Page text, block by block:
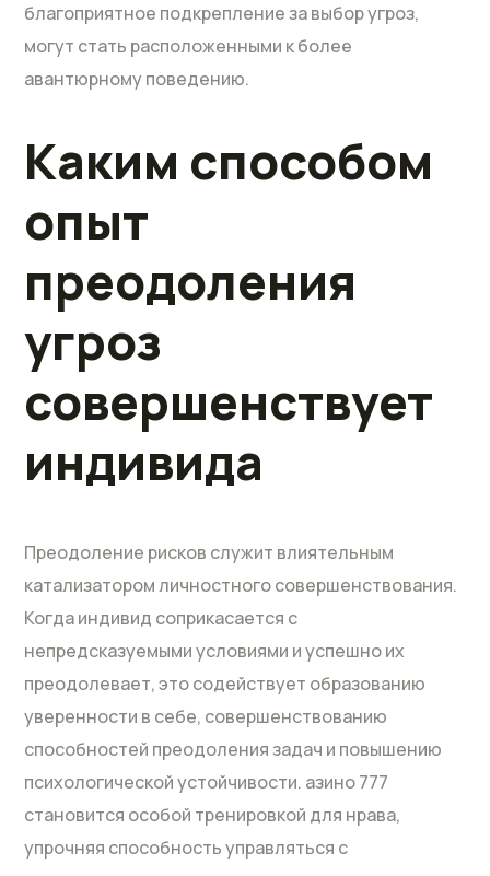
благоприятное подкрепление за выбор угроз,
могут стать расположенными к более
авантюрному поведению.
Каким способом
опыт
преодоления
угроз
совершенствует
индивида
Преодоление рисков служит влиятельным
катализатором личностного совершенствования.
Когда индивид соприкасается с
непредсказуемыми условиями и успешно их
преодолевает, это содействует образованию
уверенности в себе, совершенствованию
способностей преодоления задач и повышению
психологической устойчивости. азино 777
становится особой тренировкой для нрава,
упрочняя способность управляться с